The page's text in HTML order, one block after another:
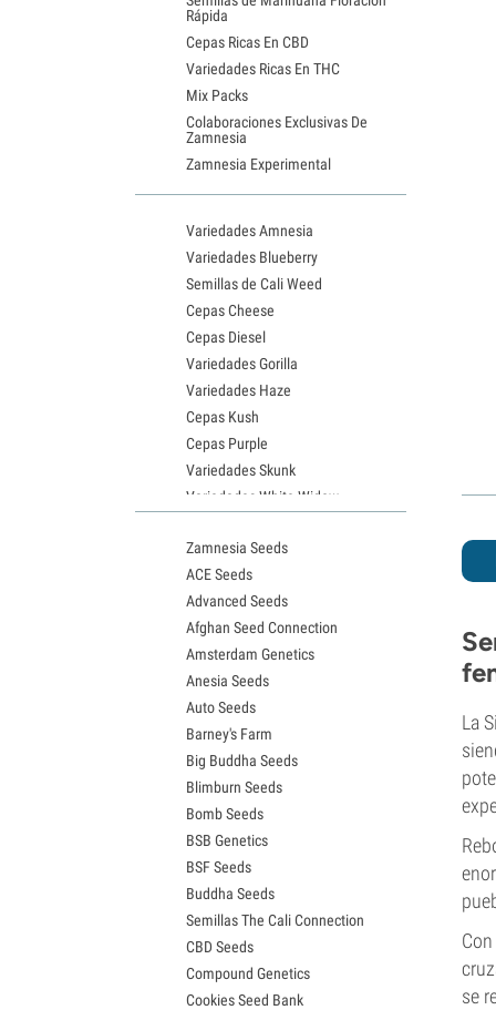
La
se
Rápida
Cepas Ricas En CBD
Variedades Ricas En THC
Mix Packs
Colaboraciones Exclusivas De
Zamnesia
Zamnesia Experimental
Variedades Amnesia
Variedades Blueberry
Semillas de Cali Weed
Cepas Cheese
Cepas Diesel
Variedades Gorilla
Variedades Haze
Cepas Kush
Cepas Purple
Variedades Skunk
Variedades White Widow
Semillas de Granddaddy Purple
Semillas de OG Kush
Semillas de Blue Dream
Semillas de Lemon Haze
Semillas de Bruce Banner
Semillas de Gelato
Semillas de Sour Diesel
Semillas de Jack Herer
Semillas de Girl Scout Cookies
Semillas de Wedding Cake
Semillas de Zkittlez
Semillas de Pineapple Express
Semillas de Chemdawg
Semillas de Hindu Kush
Semillas de Mimosa
Zamnesia Seeds
ACE Seeds
Advanced Seeds
Afghan Seed Connection
Amsterdam Genetics
Anesia Seeds
Auto Seeds
Barney's Farm
Big Buddha Seeds
Blimburn Seeds
Bomb Seeds
BSB Genetics
BSF Seeds
Buddha Seeds
Semillas The Cali Connection
CBD Seeds
Compound Genetics
Cookies Seed Bank